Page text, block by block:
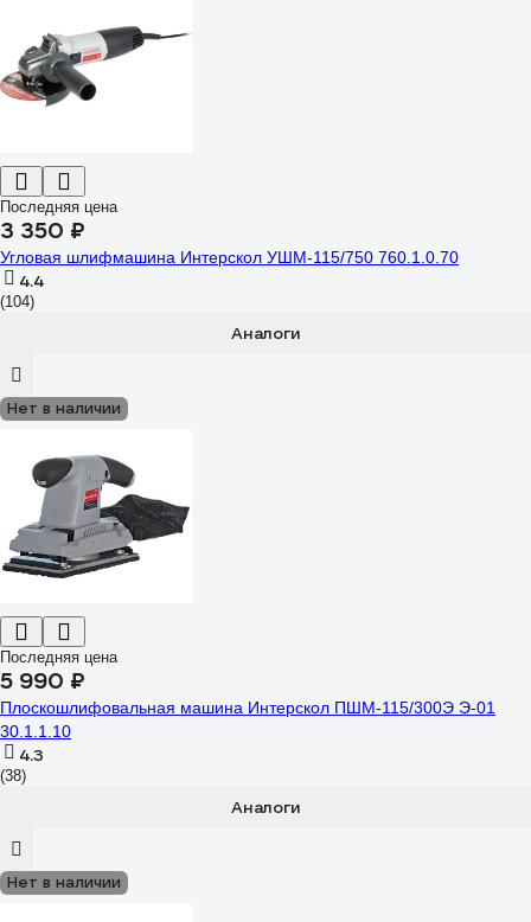
Последняя цена
3 350 ₽
Угловая шлифмашина Интерскол УШМ-115/750 760.1.0.70
4.4
(104)
Аналоги
Нет в наличии
Последняя цена
5 990 ₽
Плоскошлифовальная машина Интерскол ПШМ-115/300Э Э-01
30.1.1.10
4.3
(38)
Аналоги
Нет в наличии